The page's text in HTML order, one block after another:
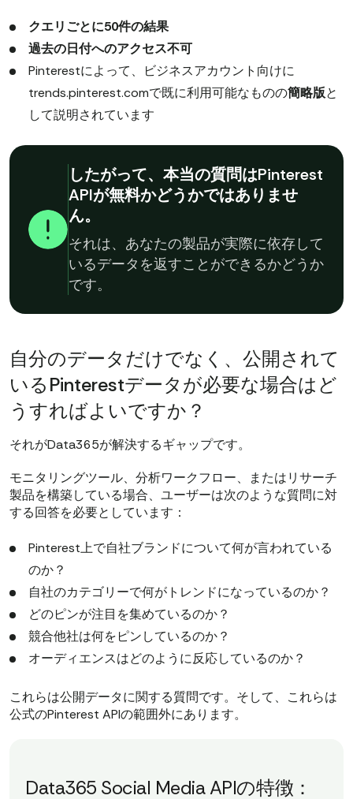
クエリごとに50件の結果
過去の日付へのアクセス不可
Pinterestによって、ビジネスアカウント向けに
trends.pinterest.comで既に利用可能なものの簡略版と
して説明されています
したがって、本当の質問はPinterest
APIが無料かどうかではありませ
ん。
それは、あなたの製品が実際に依存して
いるデータを返すことができるかどうか
です。
自分のデータだけでなく、公開されて
いるPinterestデータが必要な場合はど
うすればよいですか？
それがData365が解決するギャップです。
モニタリングツール、分析ワークフロー、またはリサーチ
製品を構築している場合、ユーザーは次のような質問に対
する回答を必要としています：
Pinterest上で自社ブランドについて何が言われている
のか？
自社のカテゴリーで何がトレンドになっているのか？
どのピンが注目を集めているのか？
競合他社は何をピンしているのか？
オーディエンスはどのように反応しているのか？
これらは公開データに関する質問です。そして、これらは
公式のPinterest APIの範囲外にあります。
Data365 Social Media APIの特徴：